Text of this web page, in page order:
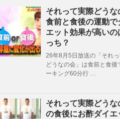
それって実際どうな
食前と食後の運動で
エット効果が高いの
っち？
26年8月5日放送の「それ
どうなの会」は食前と食後
ーキング60分行 …
それって実際どうな
の食後にお酢ダイエ